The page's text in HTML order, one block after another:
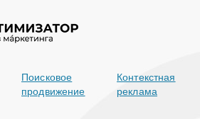
Поисковое
продвижение
Контекстная
реклама